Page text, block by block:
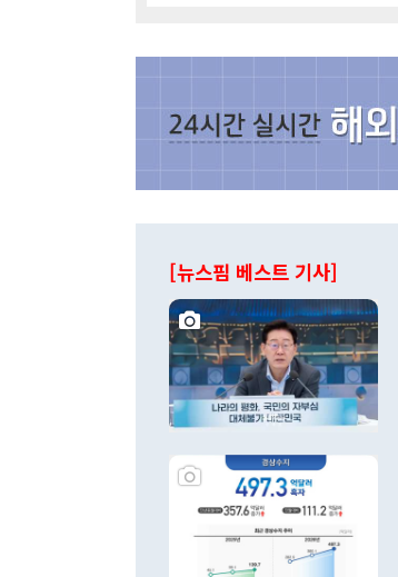
[뉴스핌 베스트 기사]